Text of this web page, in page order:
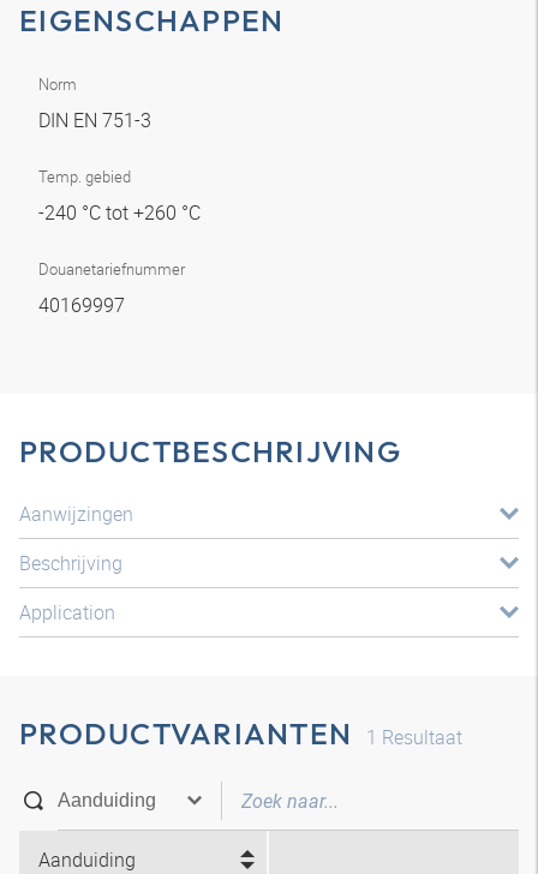
EIGENSCHAPPEN
Norm
DIN EN 751-3
Temp. gebied
-240 °C tot +260 °C
Douanetariefnummer
40169997
PRODUCTBESCHRIJVING
Aanwijzingen
Beschrijving
Application
PRODUCTVARIANTEN 1 Resultaat
Aanduiding